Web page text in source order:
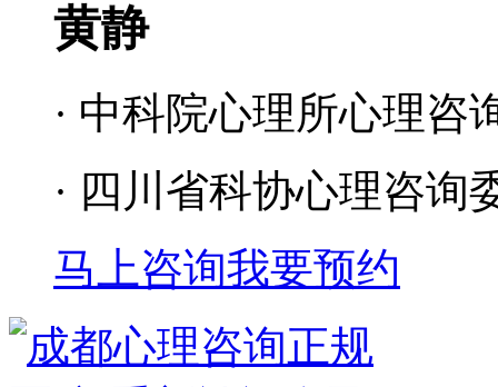
黄静
· 中科院心理所心理咨
· 四川省科协心理咨询
马上咨询我要预约